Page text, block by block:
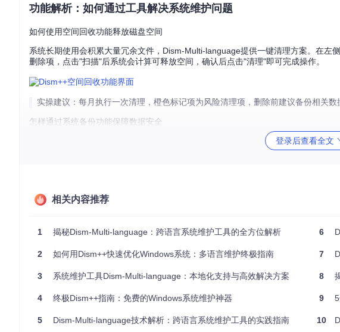
功能解析：如何通过工具解决系统维护问题
如何使用空间回收功能释放磁盘空间
系统长期使用会积累大量冗余文件，Dism-Multi-language提供一键清理方案。在左
删除项，点击"扫描"后系统会计算可释放空间，确认后点击"清理"即可完成操作。
实操建议：每月执行一次清理，橙色标记项为风险清理项，删除前建议备份相关
怎样通过系统备份功能保障数据安全
面对系统崩溃风险，Dism-Multi-language提供无需PE环境的备份方案。通过"恢复
成当前系统的完整备份。支持增量更新特性，已存在的备份文件会自动接收增量数据
关键配置：在"选项-详细设置"中启用"整合引导菜单"，可在BCD启动项添加Dism++
语言配置：在Languages文件夹中选择对应语言文件
高级应用：查阅www.chuyu.me/zh-Hans/library/Best/使用Dism++安装系统.md
获取方式与社区支持
项目源码托管于GitCode仓库，通过上述克隆命令即可获取完整资源。文档系统包
登录后查看全文
相关内容推荐
1 揭秘Dism-Multi-language：跨语言系统维护工具的全方位解析
2 如何用Dism++快速优化Windows系统：多语言维护终极指南
3 系统维护工具Dism-Multi-language：本地化支持与高效解决方案
4 终极Dism++指南：免费的Windows系统维护神器
5 Dism-Multi-language技术解析：跨语言系统维护工具的实践指南
6
7
8
9
10